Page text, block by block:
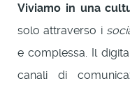
Viviamo in una
solo attraverso i
e complessa. Il
canali di